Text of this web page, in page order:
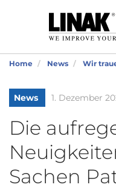
Home News Wir
News 1. Dezember
Die
Sachen